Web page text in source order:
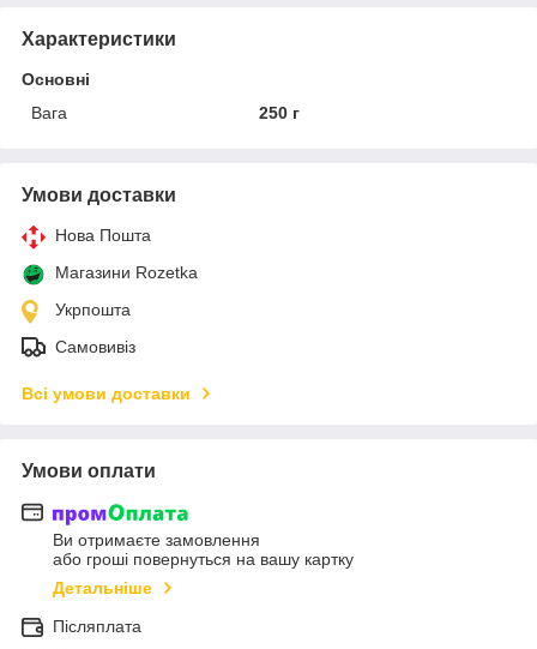
Характеристики
Основні
Вага
250 г
Умови доставки
Нова Пошта
Магазини Rozetka
Укрпошта
Самовивіз
Всі умови доставки
Умови оплати
Ви отримаєте замовлення
або гроші повернуться на вашу картку
Детальніше
Післяплата